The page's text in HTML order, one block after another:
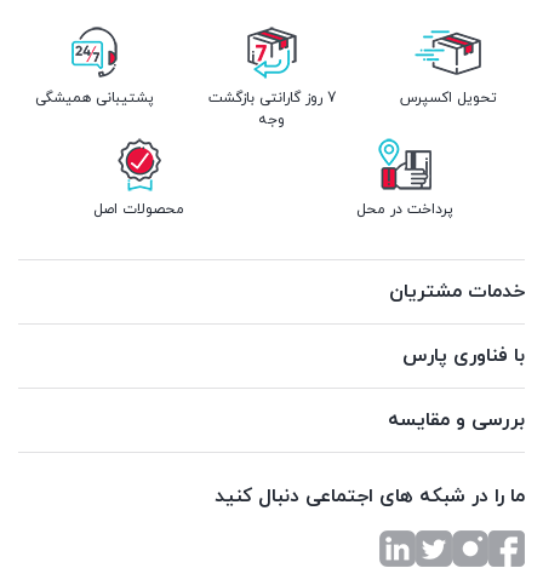
تحویل اکسپرس
7 روز گارانتی بازگشت
وجه
پشتیبانی همیشگی
پرداخت در محل محصولات اصل
خدمات مشتریان
با فناوری پارس
بررسی و مقایسه
ما را در شبکه های اجتماعی دنبال کنید